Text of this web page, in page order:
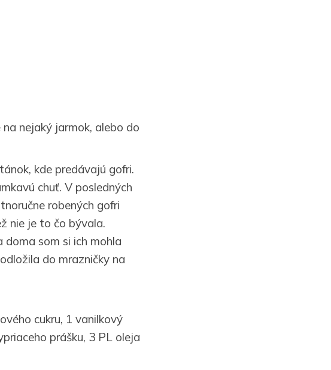
nejaký jarmok, alebo do
kde predávajú gofri.
chuť. V posledných
robených gofri
nie je to čo bývala.
som si ich mohla
do mrazničky na
cukru, 1 vanilkový
prášku, 3 PL oleja